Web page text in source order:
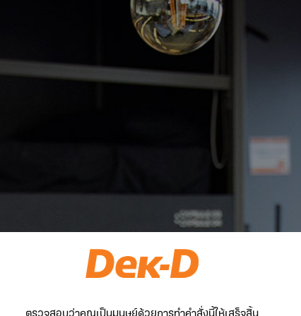
ตรวจสอบว่าคุณเป็นมนุษย์ด้วยการทำคำสั่งนี้ให้เสร็จสิ้น